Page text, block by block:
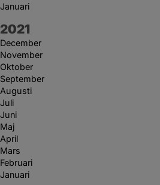
Januari
År:
2021
December
November
Oktober
September
Augusti
Juli
Juni
Maj
April
Mars
Februari
Januari